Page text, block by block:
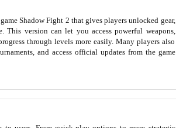
Shadow Fight 2 that gives players unlocked gear,
This version can let you access powerful weapons,
through levels more easily. Many players also
and access official updates from the game